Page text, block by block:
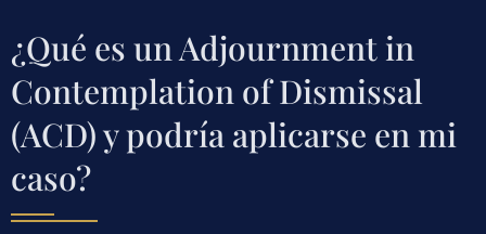
¿Qué es un Adjournment in
Contemplation of Dismissal
(ACD) y podría aplicarse en mi
caso?